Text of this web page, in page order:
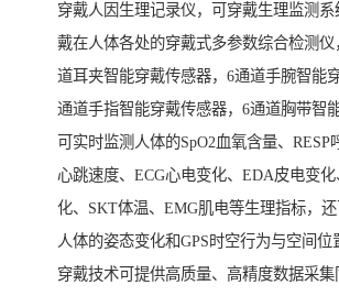
穿戴人因生理记录仪，可穿戴生理监测
戴在人体各处的穿戴式多参数综合检测仪
道耳夹智能穿戴传感器，6通道手腕智能
通道手指智能穿戴传感器，6通道胸带智
可实时监测人体的SpO2血氧含量、RESP
心跳速度、ECG心电变化、EDA皮电变化
化、SKT体温、EMG肌电等生理指标，
人体的姿态变化和GPS时空行为与空间位
穿戴技术可提供高质量、高精度数据采